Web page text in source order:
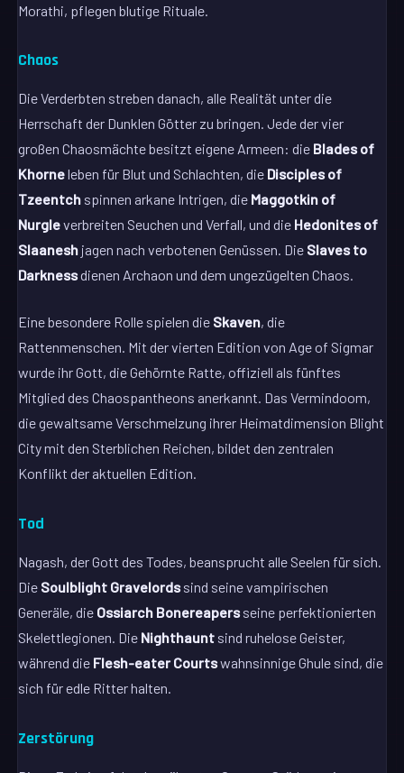
Morathi, pflegen blutige Rituale.
Chaos
Die Verderbten streben danach, alle Realität unter die
Herrschaft der Dunklen Götter zu bringen. Jede der vier
großen Chaosmächte besitzt eigene Armeen: die Blades of
Khorneleben für Blut und Schlachten, die Disciples of
Tzeentch spinnen arkane Intrigen, die Maggotkin of
Nurgleverbreiten Seuchen und Verfall, und die Hedonites of
Slaanesh jagen nach verbotenen Genüssen. Die Slaves to
Darknessdienen Archaon und dem ungezügelten Chaos.
Eine besondere Rolle spielen die Skaven, die
Rattenmenschen. Mit der vierten Edition von Age of Sigmar
wurde ihr Gott, die Gehörnte Ratte, offiziell als fünftes
Mitglied des Chaospantheons anerkannt. Das Vermindoom,
die gewaltsame Verschmelzung ihrer Heimatdimension Blight
City mit den Sterblichen Reichen, bildet den zentralen
Konflikt der aktuellen Edition.
Tod
Nagash, der Gott des Todes, beansprucht alle Seelen für sich.
Die Soulblight Gravelordssind seine vampirischen
Generäle, die Ossiarch Bonereapersseine perfektionierten
Skelettlegionen. Die Nighthaunt sind ruhelose Geister,
während die Flesh-eater Courtswahnsinnige Ghule sind, die
sich für edle Ritter halten.
Zerstörung